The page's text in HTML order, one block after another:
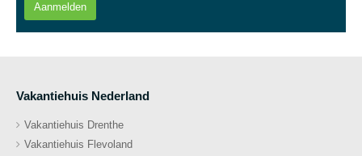
Aanmelden
Vakantiehuis Nederland
Vakantiehuis Drenthe
Vakantiehuis Flevoland